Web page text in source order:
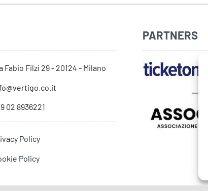
Fabio Filzi 29 - 20124 - Milano
02 8936221
Policy
Policy
PARTNERS